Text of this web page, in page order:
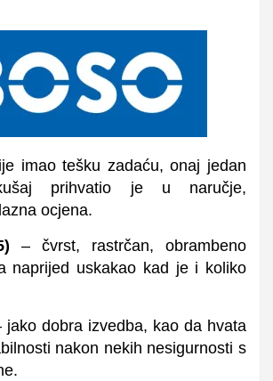
imao tešku zadaću, onaj jedan
prihvatio je u naručje,
ocjena.
) – čvrst, rastrčan, obrambeno
naprijed uskakao kad je i koliko
jako dobra izvedba, kao da hvata
nakon nekih nesigurnosti s